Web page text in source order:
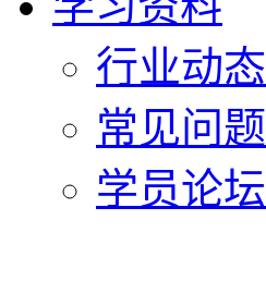
行业动态
常见问题
学员论坛